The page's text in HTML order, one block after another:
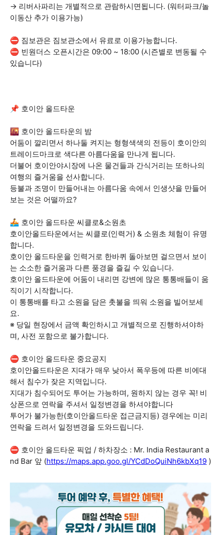
→ 리버사파리는 개별적으로 관람하시면됩니다. (워터파크/놀
이동산 추가 이용가능)
⛔ 짐보관은 짐보관소에서 유료로 이용가능합니다.
⛔ 빈원더스 오픈시간은 09:00 ~ 18:00 (시즌별로 변동될 수
있습니다)
📌 호이안 올드타운
🌇 호이안 올드타운의 밤
어둠이 깔리면서 하나둘 켜지는 형형색색의 전등이 호이안의
트레이드마크로 색다른 아름다움을 만나게 됩니다.
더불어 호이안야시장에 나온 물건들과 간식거리는 또하나의
여행의 즐거움을 선사합니다.
등불과 조명이 만들어내는 아름다움 속에서 인생샷을 만들어
보는 것은 어떨까요?
🚣 호이안 올드타운 씨클로&소원초
호이안올드타운에서는 씨클로(인력거) & 소원초 체험이 유명
합니다.
호이안 올드타운을 인력거로 한바퀴 돌아보면 걸으면서 보이
는 소소한 즐거움과 다른 풍경을 즐길 수 있습니다.
호이안 올드타운에 어둠이 내리면 강변에 많은 통통배들이 움
직이기 시작합니다.
이 통통배를 타고 소원을 담은 촛불을 띄워 소원을 빌어보세
요.
※ 당일 현장에서 금액 확인하시고 개별적으로 진행하셔야하
며, 사전 포함으로 불가합니다.
⛔ 호이안 올드타운 중요공지
호이안올드타운은 지대가 매우 낮아서 폭우등에 따른 비에대
해서 침수가 잦은 지역입니다.
지대가 침수되어도 투어는 가능하며, 원하지 않는 경우 꼭! 비
상폰으로 연락을 주셔서 일정변경을 하셔야합니다
투어가 불가능한(호이안올드타운 접근금지등) 경우에는 미리
연락을 드려서 일정변경을 도와드립니다.
⛔ 호이안 올드타운 픽업 / 하차장소 : Mr. India Restaurant a
nd Bar 앞 (https://maps.app.goo.gl/YCdDoQuiNh6kbXq19 )